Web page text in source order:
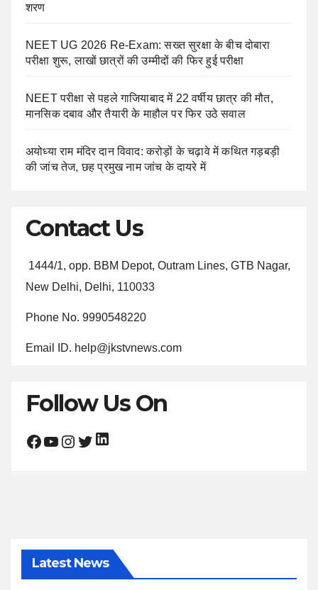
शरण
NEET UG 2026 Re-Exam: सख्त सुरक्षा के बीच दोबारा
परीक्षा शुरू, लाखों छात्रों की उम्मीदों की फिर हुई परीक्षा
NEET परीक्षा से पहले गाजियाबाद में 22 वर्षीय छात्र की मौत,
मानसिक दबाव और तैयारी के माहौल पर फिर उठे सवाल
अयोध्या राम मंदिर दान विवाद: करोड़ों के चढ़ावे में कथित गड़बड़ी
की जांच तेज, छह प्रमुख नाम जांच के दायरे में
Contact Us
1444/1, opp. BBM Depot, Outram Lines, GTB Nagar,
New Delhi, Delhi, 110033
Phone No. 9990548220
Email ID. help@jkstvnews.com
Follow Us On
Facebook YouTube Instagram Twitter LinkedIn
Latest News